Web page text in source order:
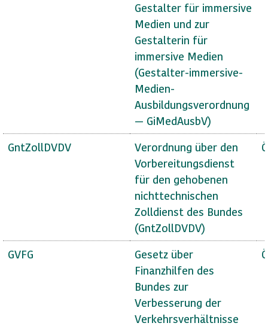
Gestalter für immersive
Medien und zur
Gestalterin für
immersive Medien
(Gestalter-immersive-
Medien-
Ausbildungsverordnung
— GiMedAusbV)
GntZollDVDV
Verordnung über den
Vorbereitungsdienst
für den gehobenen
nichttechnischen
Zolldienst des Bundes
(GntZollDVDV)
GVFG
Gesetz über
Finanzhilfen des
Bundes zur
Verbesserung der
Verkehrsverhältnisse